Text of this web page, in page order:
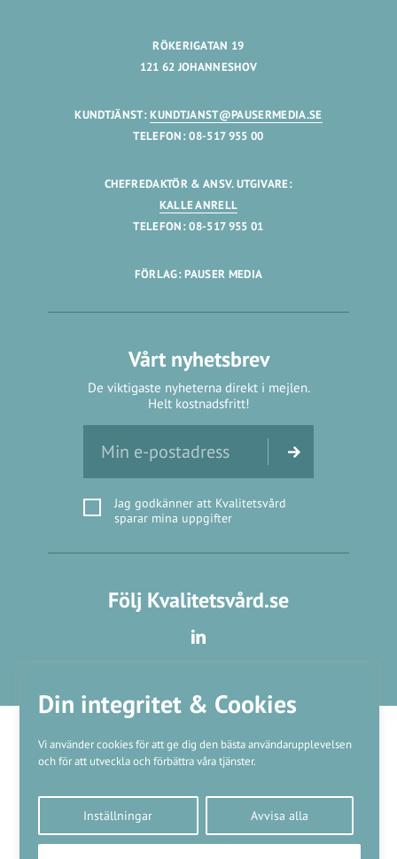
Din integritet & Cookies
Vi använder cookies för att ge dig den bästa användarupplevelsen
och för att utveckla och förbättra våra tjänster.
Inställningar Avvisa alla
RÖKERIGATAN 19
121 62 JOHANNESHOV
KUNDTJÄNST:KUNDTJANST@PAUSERMEDIA.SE
TELEFON: 08-517 955 00
CHEFREDAKTÖR & ANSV. UTGIVARE:
KALLE ANRELL
TELEFON: 08-517 955 01
FÖRLAG: PAUSER MEDIA
Vårt nyhetsbrev
De viktigaste nyheterna direkt i mejlen.
Helt kostnadsfritt!
Jag godkänner att Kvalitetsvård
sparar mina uppgifter
Följ Kvalitetsvård.se
Kundtjänst